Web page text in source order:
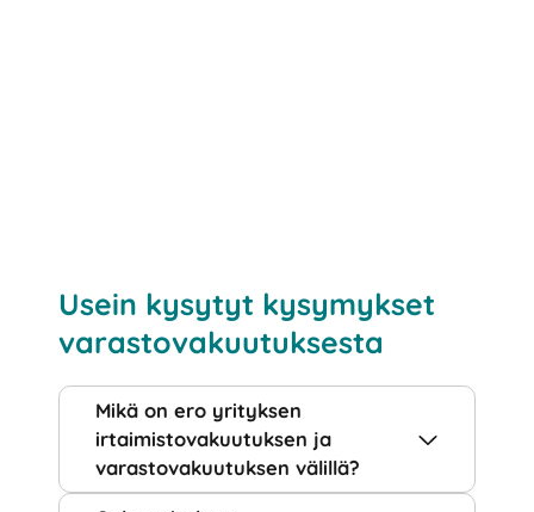
Usein kysytyt kysymykset
varastovakuutuksesta
Mikä on ero yrityksen
irtaimistovakuutuksen ja
varastovakuutuksen välillä?